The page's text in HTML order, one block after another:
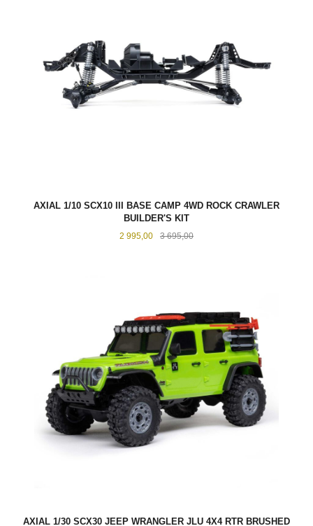
AXIAL 1/10 SCX10 III BASE CAMP 4WD ROCK CRAWLER
BUILDER'S KIT
Tilbud
2 995,00 3 695,00Rabatt
AXIAL 1/30 SCX30 JEEP WRANGLER JLU 4X4 RTR BRUSHED